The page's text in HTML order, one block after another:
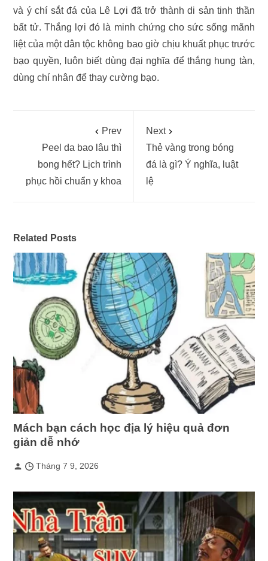
và ý chí sắt đá của Lê Lợi đã trở thành di sản tinh thần
bất tử. Thắng lợi đó là minh chứng cho sức sống mãnh
liệt của một dân tộc không bao giờ chịu khuất phục trước
bạo quyền, luôn biết dùng đại nghĩa để thắng hung tàn,
dùng chí nhân để thay cường bạo.
Prev
Peel da bao lâu thì
bong hết? Lịch trình
phục hồi chuẩn y khoa
Next
Thẻ vàng trong bóng
đá là gì? Ý nghĩa, luật
lệ
Related Posts
Mách bạn cách học địa lý hiệu quả đơn
giản dễ nhớ
Tháng 7 9, 2026